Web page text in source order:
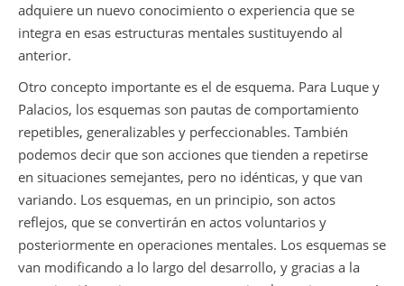
adquiere un nuevo conocimiento o experiencia que se
integra en esas estructuras mentales sustituyendo al
anterior.
Otro concepto importante es el de esquema. Para Luque y
Palacios, los esquemas son pautas de comportamiento
repetibles, generalizables y perfeccionables. También
podemos decir que son acciones que tienden a repetirse
en situaciones semejantes, pero no idénticas, y que van
variando. Los esquemas, en un principio, son actos
reflejos, que se convertirán en actos voluntarios y
posteriormente en operaciones mentales. Los esquemas se
van modificando a lo largo del desarrollo, y gracias a la